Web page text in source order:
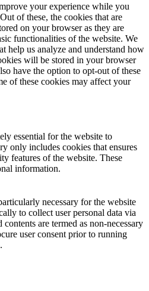
your experience while you
of these, the cookies that are
on your browser as they are
functionalities of the website. We
help us analyze and understand how
will be stored in your browser
have the option to opt-out of these
of these cookies may affect your
essential for the website to
only includes cookies that ensures
features of the website. These
information.
necessary for the website
to collect user personal data via
are termed as non-necessary
user consent prior to running